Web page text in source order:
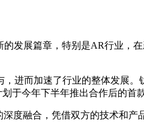
发展篇章，特别是AR行业，
进而加速了行业的整体发展
于今年下半年推出合作后的首
度融合，凭借双方的技术和